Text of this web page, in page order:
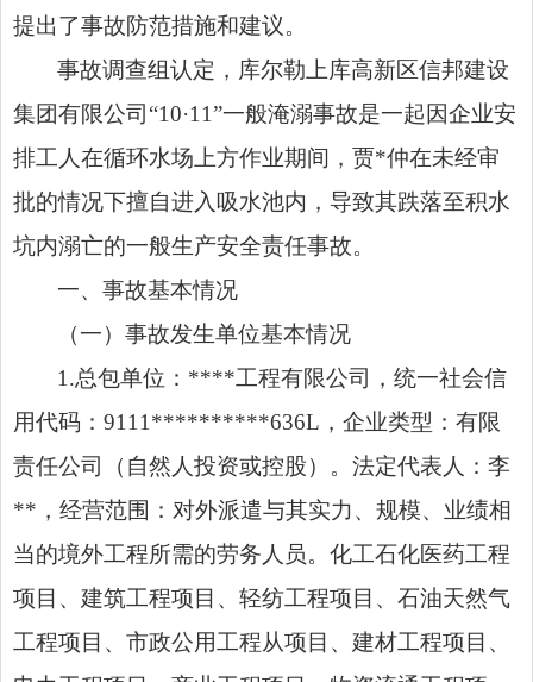
提出了事故防范措施和建议。
事故调查组认定，库尔勒上库高新区信邦建设
集团有限公司“10·11”一般淹溺事故是一起因企业安
排工人在循环水场上方作业期间，贾*仲在未经审
批的情况下擅自进入吸水池内，导致其跌落至积水
坑内溺亡的一般生产安全责任事故。
一、事故基本情况
（一）事故发生单位基本情况
1.总包单位：****工程有限公司，统一社会信
用代码：9111**********636L，企业类型：有限
责任公司（自然人投资或控股）。法定代表人：李
**，经营范围：对外派遣与其实力、规模、业绩相
当的境外工程所需的劳务人员。化工石化医药工程
项目、建筑工程项目、轻纺工程项目、石油天然气
工程项目、市政公用工程从项目、建材工程项目、